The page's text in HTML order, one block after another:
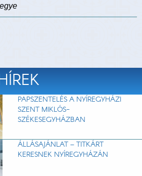
PAPSZENTELÉS A NYÍREGYHÁZI
SZENT MIKLÓS-
SZÉKESEGYHÁZBAN
ÁLLÁSAJÁNLAT – TITKÁRT
KERESNEK NYÍREGYHÁZÁN